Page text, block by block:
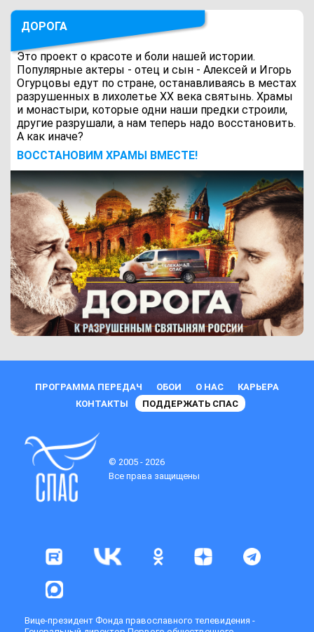
ДОРОГА
Это проект о красоте и боли нашей истории.
Популярные актеры - отец и сын - Алексей и Игорь
Огурцовы едут по стране, останавливаясь в местах
разрушенных в лихолетье ХХ века святынь. Храмы
и монастыри, которые одни наши предки строили,
другие разрушали, а нам теперь надо восстановить.
А как иначе?
ВОCСТАНОВИМ ХРАМЫ ВМЕСТЕ!
ПРОГРАММА ПЕРЕДАЧ ОБОИ О НАС
КАРЬЕРА
КОНТАКТЫ
ПОДДЕРЖАТЬ СПАС
© 2005 - 2026
Все права защищены
Вице-президент Фонда православного телевидения -